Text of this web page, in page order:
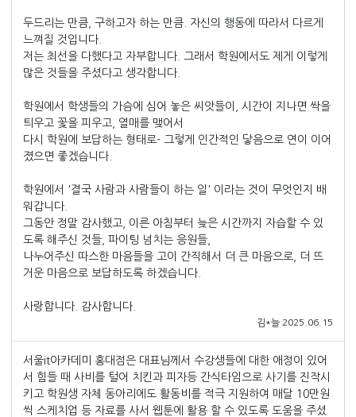
두드리는 만큼, 구하고자 하는 만큼. 자신의 행동에 따라서 다르게
느껴질 것입니다.
저는 최선을 다했다고 자부합니다. 그래서 학원에서도 제게 이렇게
많은 것들을 주셨다고 생각합니다.
학원에서 학생들의 가슴에 심어 놓은 씨앗들이, 시간이 지나면 싹을
틔우고 꽃을 피우고, 열매를 맺어서
다시 학원에 보답하는 형태로- 그렇게 인간적인 닿음으로 연이 이어
졌으면 좋겠습니다.
학원에서 '결국 사람과 사람들이 하는 일' 이라는 것이 무엇인지 배
워갑니다.
그동안 정말 감사했고, 이른 아침부터 늦은 시간까지 자습할 수 있
도록 해주신 것들, 파이팅 넘치는 응원들,
나누어주신 따스한 마음들을 고이 간직해서 더 큰 마음으로, 더 뜨
거운 마음으로 보답하도록 하겠습니다.
사랑합니다. 감사합니다.
김*늘 2025.06.15
서울it아카데미 홍대점은 대표님께서 수강생들에 대한 애정이 있어
서 힘들 때 사비를 털어 치킨과 피자등 간식타임으로 사기를 진작시
키고 학원생 자체 동아리에도 활동비를 적극 지원하여 매달 10만원
씩 스케치업 등 자료를 사서 웹툰에 활용 할 수 있도록 도움을 주셨